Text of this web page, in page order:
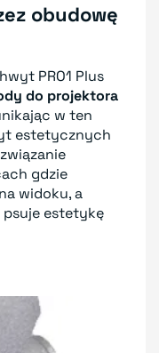
obudowę
PRO1 Plus
do projektora
w ten
estetycznych
gdzie
widoku, a
estetykę